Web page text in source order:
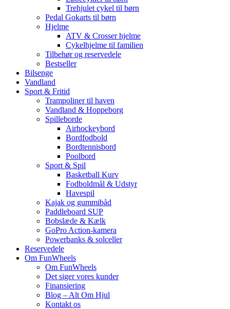
Trehjulet cykel til børn
Pedal Gokarts til børn
Hjelme
ATV & Crosser hjelme
Cykelhjelme til familien
Tilbehør og reservedele
Bestseller
Bilsenge
Vandland
Sport & Fritid
Trampoliner til haven
Vandland & Hoppeborg
Spilleborde
Airhockeybord
Bordfodbold
Bordtennisbord
Poolbord
Sport & Spil
Basketball Kurv
Fodboldmål & Udstyr
Havespil
Kajak og gummibåd
Paddleboard SUP
Bobslæde & Kælk
GoPro Action-kamera
Powerbanks & solceller
Reservedele
Om FunWheels
Om FunWheels
Det siger vores kunder
Finansiering
Blog – Alt Om Hjul
Kontakt os